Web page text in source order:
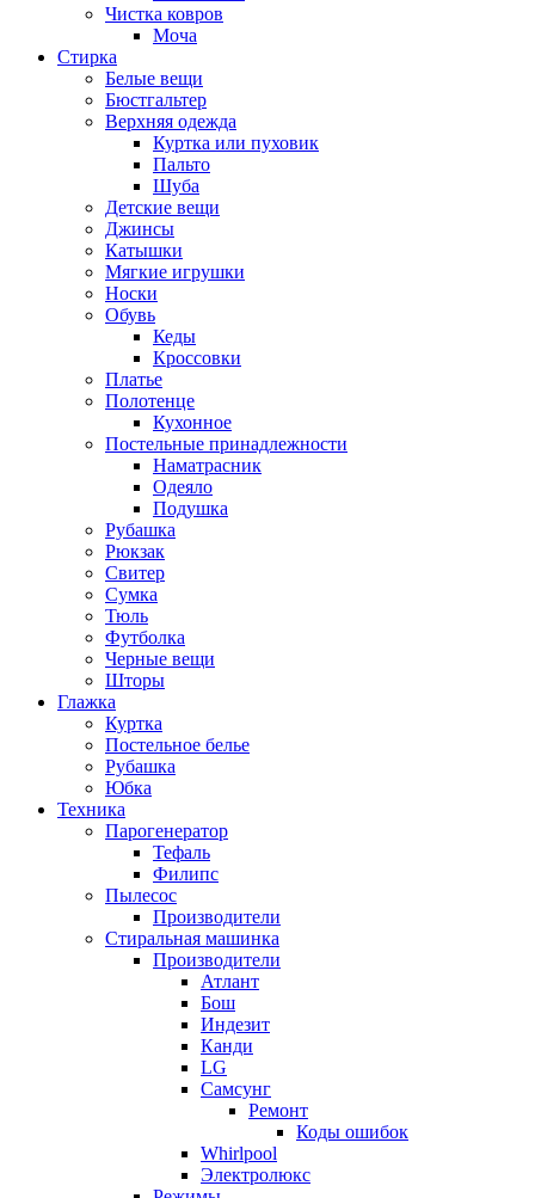
Чистка ковров
Моча
Стирка
Белые вещи
Бюстгальтер
Верхняя одежда
Куртка или пуховик
Пальто
Шуба
Детские вещи
Джинсы
Катышки
Мягкие игрушки
Носки
Обувь
Кеды
Кроссовки
Платье
Полотенце
Кухонное
Постельные принадлежности
Наматрасник
Одеяло
Подушка
Рубашка
Рюкзак
Свитер
Сумка
Тюль
Футболка
Черные вещи
Шторы
Глажка
Куртка
Постельное белье
Рубашка
Юбка
Техника
Парогенератор
Тефаль
Филипс
Пылесос
Производители
Стиральная машинка
Производители
Атлант
Бош
Индезит
Канди
LG
Самсунг
Ремонт
Коды ошибок
Whirlpool
Электролюкс